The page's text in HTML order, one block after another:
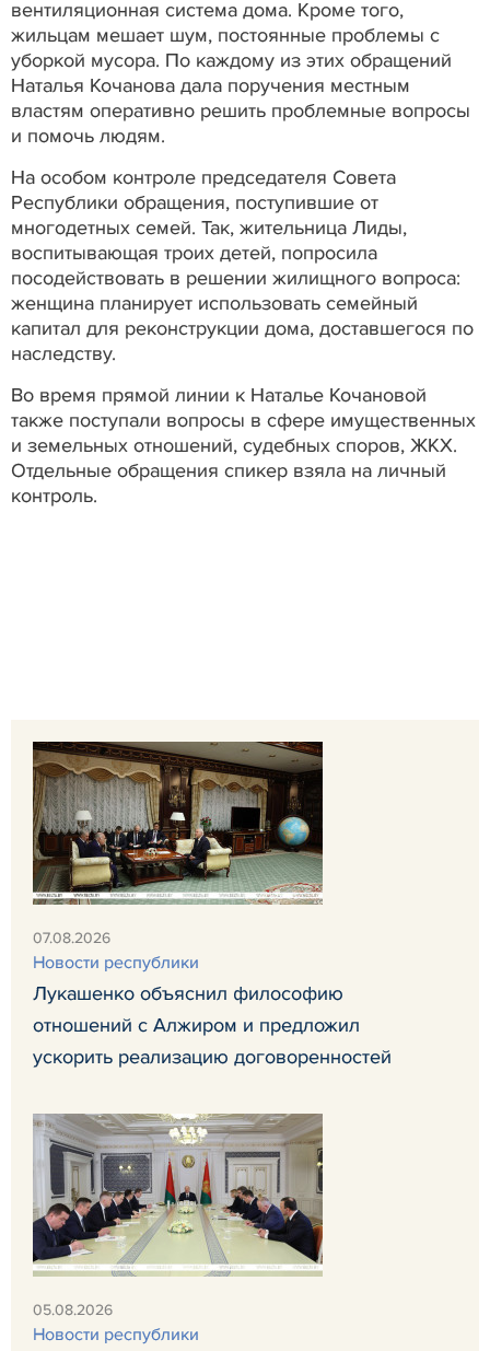
вентиляционная система дома. Кроме того,
жильцам мешает шум, постоянные проблемы с
уборкой мусора. По каждому из этих обращений
Наталья Кочанова дала поручения местным
властям оперативно решить проблемные вопросы
и помочь людям.
На особом контроле председателя Совета
Республики обращения, поступившие от
многодетных семей. Так, жительница Лиды,
воспитывающая троих детей, попросила
посодействовать в решении жилищного вопроса:
женщина планирует использовать семейный
капитал для реконструкции дома, доставшегося по
наследству.
Во время прямой линии к Наталье Кочановой
также поступали вопросы в сфере имущественных
и земельных отношений, судебных споров, ЖКХ.
Отдельные обращения спикер взяла на личный
контроль.
07.08.2026
Новости республики
Лукашенко объяснил философию
отношений с Алжиром и предложил
ускорить реализацию договоренностей
05.08.2026
Новости республики